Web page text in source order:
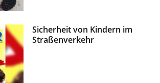
Sicherheit von Kindern im
Straßenverkehr